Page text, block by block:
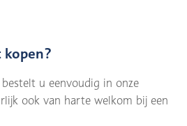
kopen?
u eenvoudig in onze
ook van harte welkom bij een